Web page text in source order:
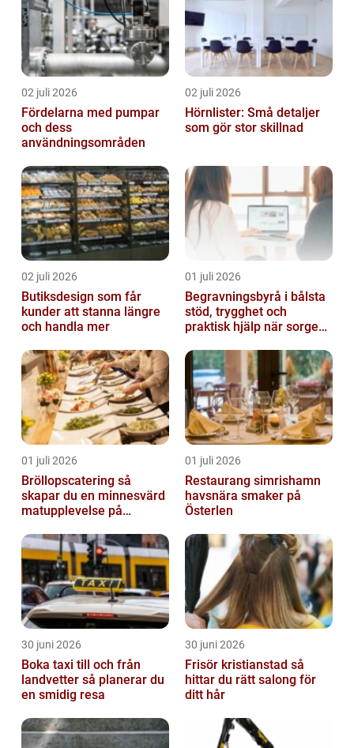
02 juli 2026
Fördelarna med pumpar
och dess
användningsområden
02 juli 2026
Hörnlister: Små detaljer
som gör stor skillnad
02 juli 2026
Butiksdesign som får
kunder att stanna längre
och handla mer
01 juli 2026
Begravningsbyrå i bålsta
stöd, trygghet och
praktisk hjälp när sorgen
01 juli 2026
Bröllopscatering så
skapar du en minnesvärd
matupplevelse på
01 juli 2026
Restaurang simrishamn
havsnära smaker på
Österlen
30 juni 2026
Boka taxi till och från
landvetter så planerar du
en smidig resa
30 juni 2026
Frisör kristianstad så
hittar du rätt salong för
ditt hår